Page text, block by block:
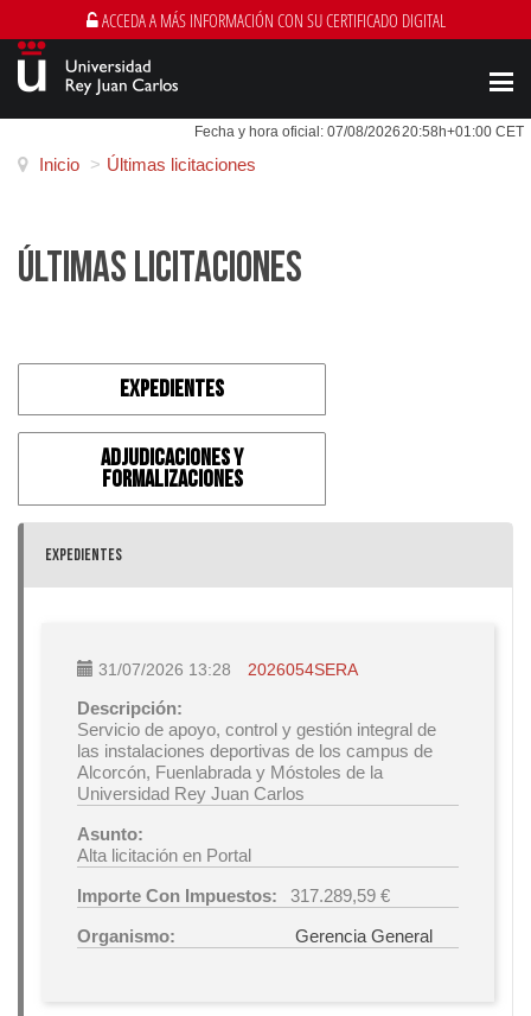
Fecha y hora oficial: 07/08/202620:58h+01:00 CET
ACCEDA A MÁS INFORMACIÓN CON SU CERTIFICADO DIGITAL
Inicio > Últimas licitaciones
ÚLTIMAS LICITACIONES
EXPEDIENTES
ADJUDICACIONES Y
FORMALIZACIONES
EXPEDIENTES
31/07/2026 13:28 2026054SERA
Descripción:
Servicio de apoyo, control y gestión integral de
las instalaciones deportivas de los campus de
Alcorcón, Fuenlabrada y Móstoles de la
Universidad Rey Juan Carlos
Asunto:
Alta licitación en Portal
Importe Con Impuestos:
317.289,59 €
Organismo:
Gerencia General